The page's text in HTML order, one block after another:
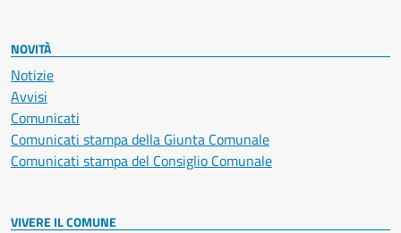
NOVITÀ
Notizie
Avvisi
Comunicati
Comunicati stampa della Giunta Comunale
Comunicati stampa del Consiglio Comunale
VIVERE IL COMUNE